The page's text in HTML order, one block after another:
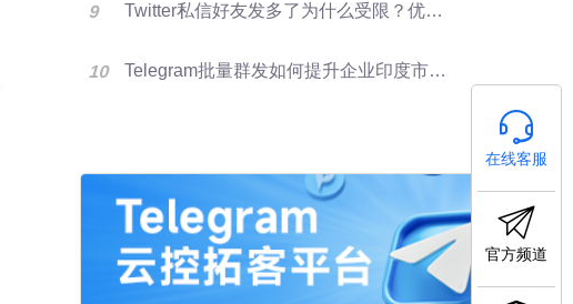
Twitter私信好友发多了为什么受限？优化群发营销方法
Telegram批量群发如何提升企业印度市场获客效率
在线客服
官方频道